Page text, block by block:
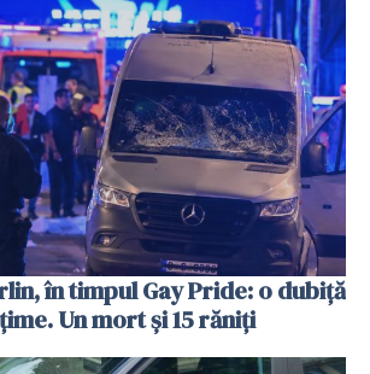
în timpul Gay Pride: o dubiță
Un mort și 15 răniți